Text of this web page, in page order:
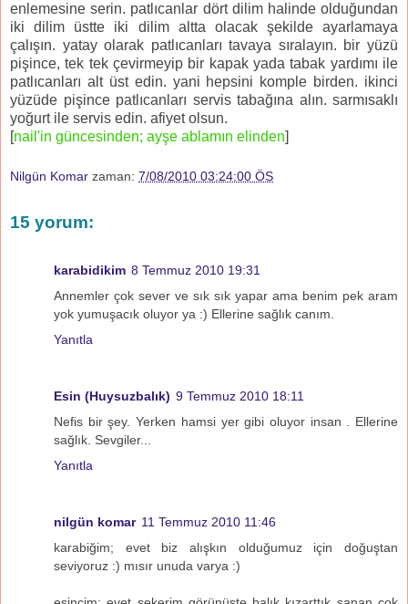
enlemesine serin. patlıcanlar dört dilim halinde olduğundan
iki dilim üstte iki dilim altta olacak şekilde ayarlamaya
çalışın. yatay olarak patlıcanları tavaya sıralayın. bir yüzü
pişince, tek tek çevirmeyip bir kapak yada tabak yardımı ile
patlıcanları alt üst edin. yani hepsini komple birden. ikinci
yüzüde pişince patlıcanları servis tabağına alın. sarmısaklı
yoğurt ile servis edin. afiyet olsun.
[nail'in güncesinden; ayşe ablamın elinden]
Nilgün Komar zaman: 7/08/2010 03:24:00 ÖS
15 yorum:
karabidikim 8 Temmuz 2010 19:31
Annemler çok sever ve sık sık yapar ama benim pek aram
yok yumuşacık oluyor ya :) Ellerine sağlık canım.
Yanıtla
Esin (Huysuzbalık) 9 Temmuz 2010 18:11
Nefis bir şey. Yerken hamsi yer gibi oluyor insan . Ellerine
sağlık. Sevgiler...
Yanıtla
nilgün komar 11 Temmuz 2010 11:46
karabiğim; evet biz alışkın olduğumuz için doğuştan
seviyoruz :) mısır unuda varya :)